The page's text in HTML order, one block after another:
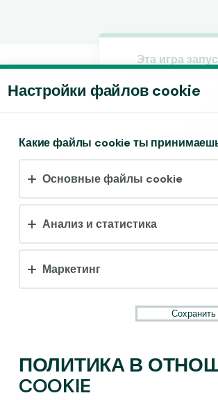
различных типа
Настройки
Настройки файлов cookie
Какие файлы cookie ты
Основные файлы cookie
Анализ и статистика
Маркетинг
ПОЛИТИКА В
COOKIE
Эта игра
чтобы играть в